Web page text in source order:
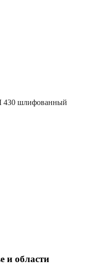
430 шлифованный
и области